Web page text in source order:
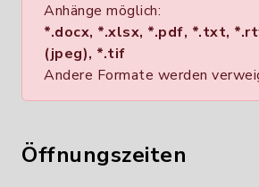
Anhänge möglich:
*.docx, *.xlsx, *.pdf, *.txt,
(jpeg), *.tif
Andere Formate werden
Öffnungszeiten